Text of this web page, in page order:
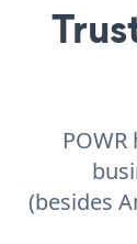
(besides